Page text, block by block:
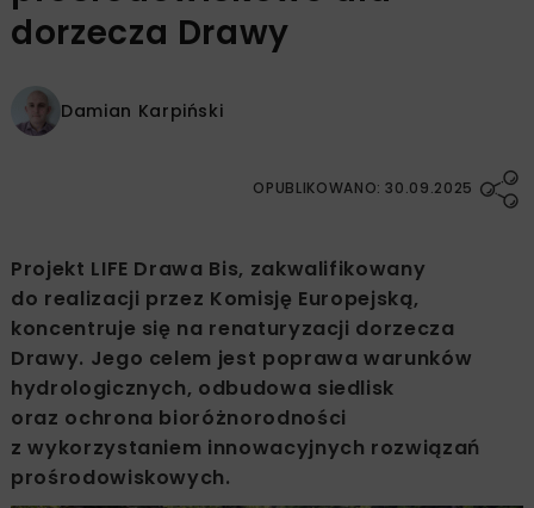
dorzecza Drawy
Damian Karpiński
OPUBLIKOWANO: 30.09.2025
Projekt LIFE Drawa Bis, zakwalifikowany
do realizacji przez Komisję Europejską,
koncentruje się na renaturyzacji dorzecza
Drawy. Jego celem jest poprawa warunków
hydrologicznych, odbudowa siedlisk
oraz ochrona bioróżnorodności
z wykorzystaniem innowacyjnych rozwiązań
prośrodowiskowych.